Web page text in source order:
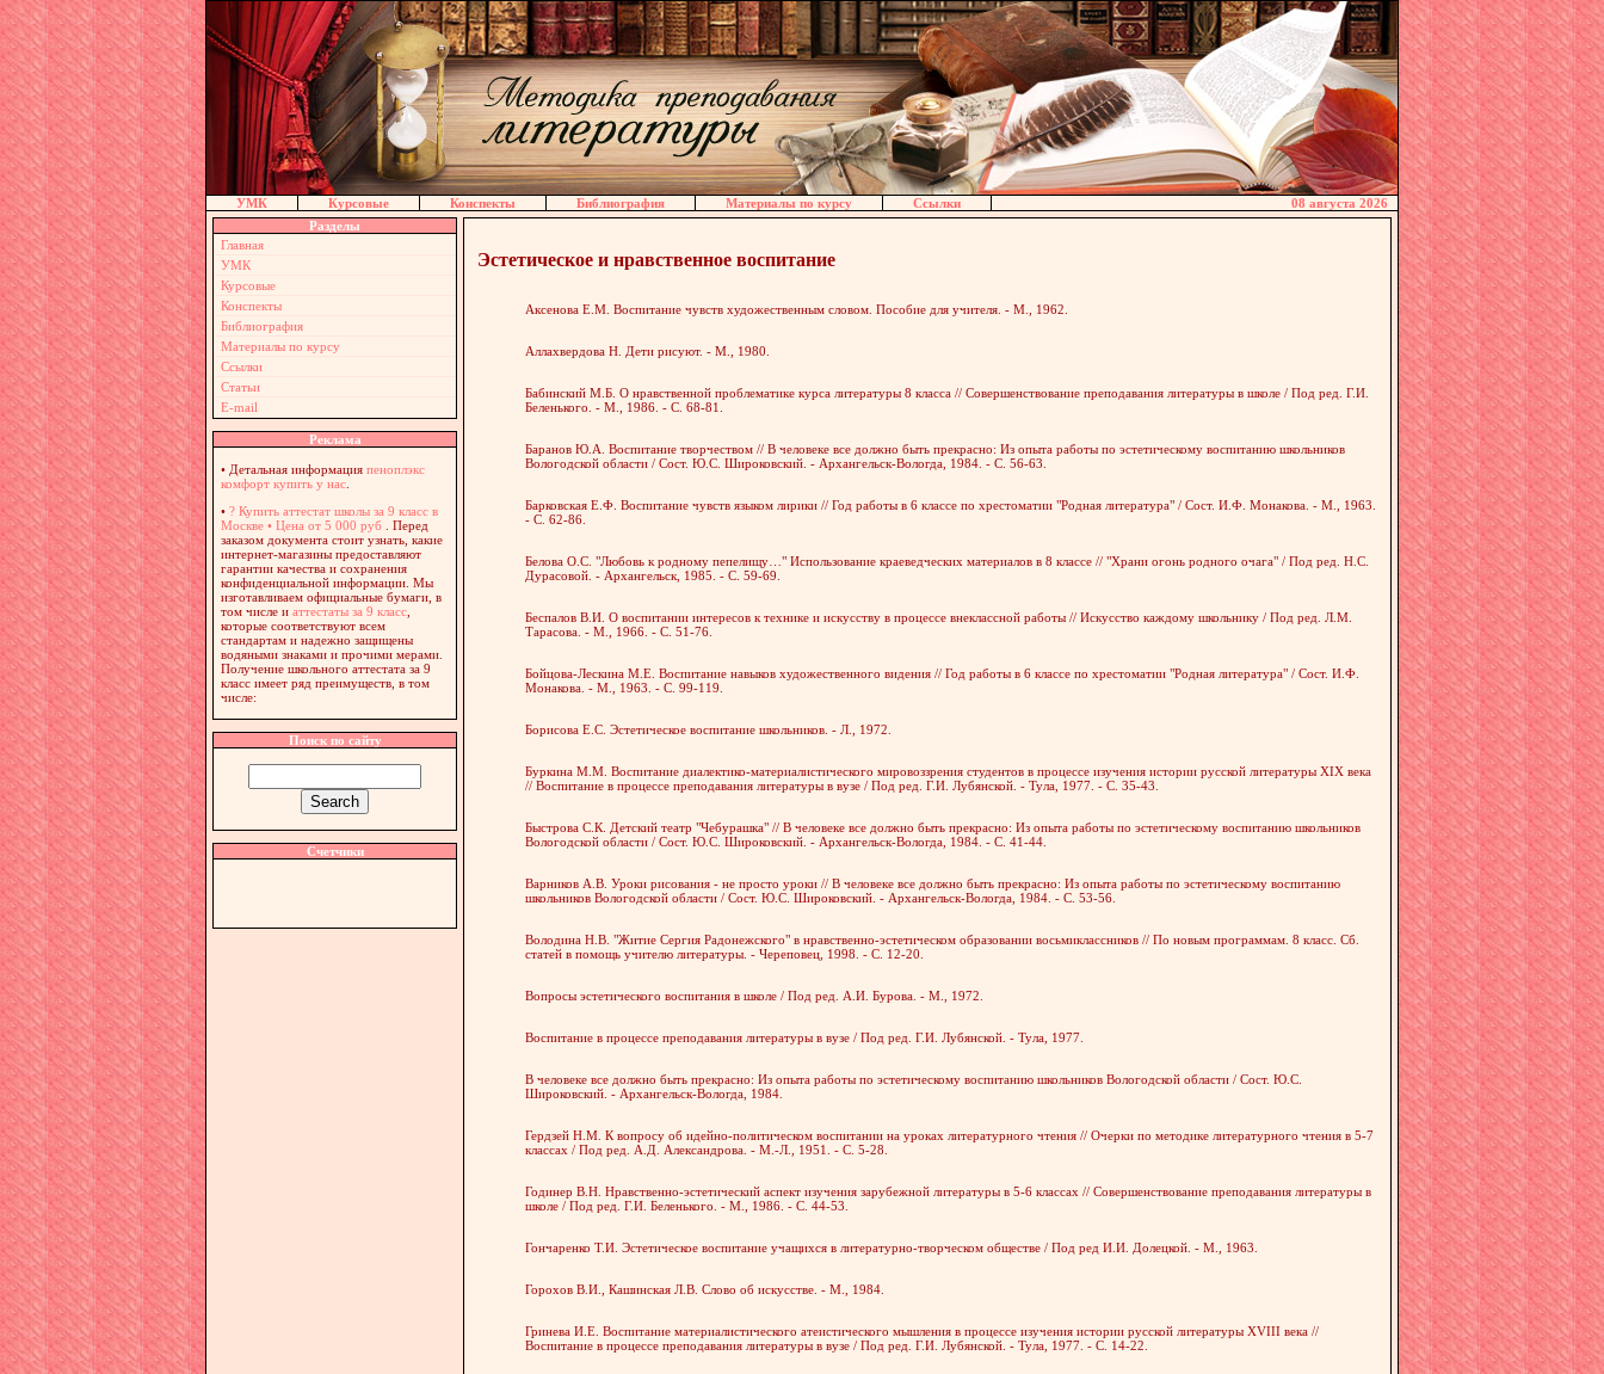
УМК Курсовые Конспекты Библиография Материалы по курсу Ссылки
08 августа 2026
Разделы
Главная
УМК
Курсовые
Конспекты
Библиография
Материалы по курсу
Ссылки
Статьи
E-mail
Реклама
• Детальная информация пеноплэкс
комфорт купить у нас
• ? Купить аттестат школы за 9 класс в
Москве • Цена от 5 000 руб . Перед
заказом документа стоит узнать, какие
интернет-магазины предоставляют
гарантии качества и сохранения
конфиденциальной информации. Мы
изготавливаем официальные бумаги, в
том числе и аттестаты за 9 класс
которые соответствуют всем
стандартам и надежно защищены
водяными знаками и прочими мерами.
Получение школьного аттестата за 9
класс имеет ряд преимуществ, в том
числе:
Поиск по сайту
Счетчики
Эстетическое и нравственное воспитание
Аксенова Е.М. Воспитание чувств художественным словом. Пособие для учителя. - М., 1962.
Аллахвердова Н. Дети рисуют. - М., 1980.
Бабинский М.Б. О нравственной проблематике курса литературы 8 класса // Совершенствование преподавания литературы в школе / Под ред. Г.И.
Беленького. - М., 1986. - С. 68-81.
Баранов Ю.А. Воспитание творчеством // В человеке все должно быть прекрасно: Из опыта работы по эстетическому воспитанию школьников
Вологодской области / Сост. Ю.С. Широковский. - Архангельск-Вологда, 1984. - С. 56-63.
Барковская Е.Ф. Воспитание чувств языком лирики // Год работы в 6 классе по хрестоматии "Родная литература" / Сост. И.Ф. Монакова. - М., 1963.
- С. 62-86.
Белова О.С. "Любовь к родному пепелищу…" Использование краеведческих материалов в 8 классе // "Храни огонь родного очага" / Под ред. Н.С.
Дурасовой. - Архангельск, 1985. - С. 59-69.
Беспалов В.И. О воспитании интересов к технике и искусству в процессе внеклассной работы // Искусство каждому школьнику / Под ред. Л.М.
Тарасова. - М., 1966. - С. 51-76.
Бойцова-Лескина М.Е. Воспитание навыков художественного видения // Год работы в 6 классе по хрестоматии "Родная литература" / Сост. И.Ф.
Монакова. - М., 1963. - С. 99-119.
Борисова Е.С. Эстетическое воспитание школьников. - Л., 1972.
Буркина М.М. Воспитание диалектико-материалистического мировоззрения студентов в процессе изучения истории русской литературы XIX века
// Воспитание в процессе преподавания литературы в вузе / Под ред. Г.И. Лубянской. - Тула, 1977. - С. 35-43.
Быстрова С.К. Детский театр "Чебурашка" // В человеке все должно быть прекрасно: Из опыта работы по эстетическому воспитанию школьников
Вологодской области / Сост. Ю.С. Широковский. - Архангельск-Вологда, 1984. - С. 41-44.
Варников А.В. Уроки рисования - не просто уроки // В человеке все должно быть прекрасно: Из опыта работы по эстетическому воспитанию
школьников Вологодской области / Сост. Ю.С. Широковский. - Архангельск-Вологда, 1984. - С. 53-56.
Володина Н.В. "Житие Сергия Радонежского" в нравственно-эстетическом образовании восьмиклассников // По новым программам. 8 класс. Сб.
статей в помощь учителю литературы. - Череповец, 1998. - С. 12-20.
Вопросы эстетического воспитания в школе / Под ред. А.И. Бурова. - М., 1972.
Воспитание в процессе преподавания литературы в вузе / Под ред. Г.И. Лубянской. - Тула, 1977.
В человеке все должно быть прекрасно: Из опыта работы по эстетическому воспитанию школьников Вологодской области / Сост. Ю.С.
Широковский. - Архангельск-Вологда, 1984.
Гердзей Н.М. К вопросу об идейно-политическом воспитании на уроках литературного чтения // Очерки по методике литературного чтения в 5-7
классах / Под ред. А.Д. Александрова. - М.-Л., 1951. - С. 5-28.
Годинер В.Н. Нравственно-эстетический аспект изучения зарубежной литературы в 5-6 классах // Совершенствование преподавания литературы в
школе / Под ред. Г.И. Беленького. - М., 1986. - С. 44-53.
Гончаренко Т.И. Эстетическое воспитание учащихся в литературно-творческом обществе / Под ред И.И. Долецкой. - М., 1963.
Горохов В.И., Кашинская Л.В. Слово об искусстве. - М., 1984.
Гринева И.Е. Воспитание материалистического атеистического мышления в процессе изучения истории русской литературы XVIII века //
Воспитание в процессе преподавания литературы в вузе / Под ред. Г.И. Лубянской. - Тула, 1977. - С. 14-22.